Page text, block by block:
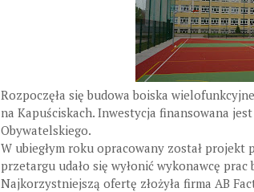
Rozpoczęła się budowa boiska
na Kapuściskach. Inwestycja finansowana
Obywatelskiego.
W ubiegłym roku opracowany został
przetargu udało się wyłonić wykonawcę
Najkorzystniejszą ofertę złożyła firma AB